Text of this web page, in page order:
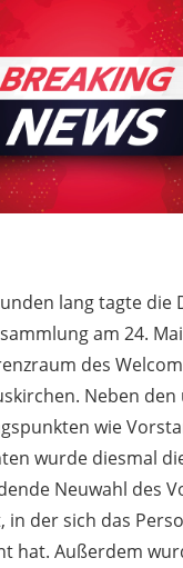
lang tagte die
am 24.
des
Neben den
wie
wurde diesmal
Neuwahl des
in der sich das
hat. Außerdem